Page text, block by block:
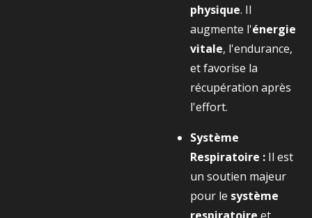
physique. Il
augmente l'énergie
vitale, l'endurance,
et favorise la
récupération après
l'effort.
Système
Respiratoire : Il est
un soutien majeur
pour le système